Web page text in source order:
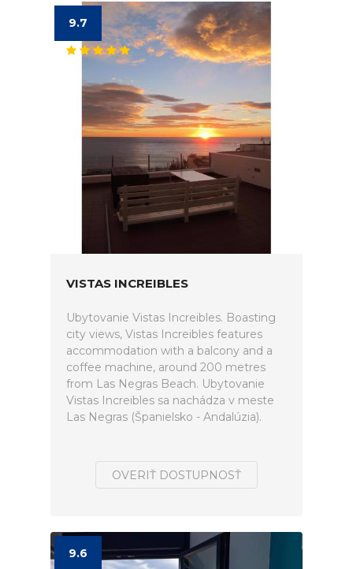
9.7
VISTAS INCREIBLES
Ubytovanie Vistas Increibles. Boasting
city views, Vistas Increibles features
accommodation with a balcony and a
coffee machine, around 200 metres
from Las Negras Beach. Ubytovanie
Vistas Increibles sa nachádza v meste
Las Negras (Španielsko - Andalúzia).
OVERIŤ DOSTUPNOSŤ
9.6